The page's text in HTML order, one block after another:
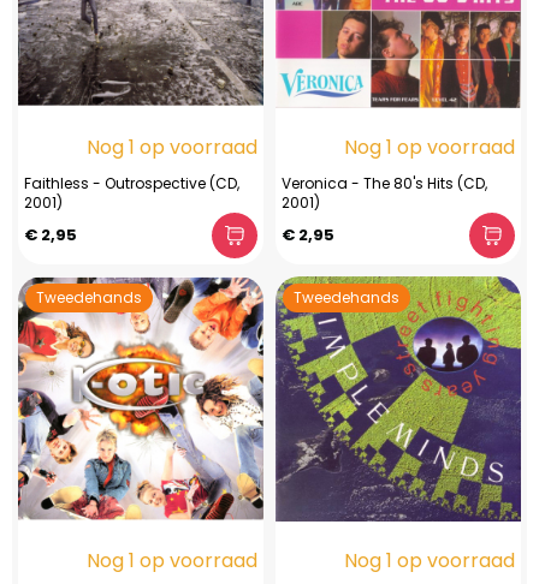
Nog 1 op voorraad
Faithless - Outrospective (CD,
2001)
€ 2,95
Nog 1 op voorraad
Veronica - The 80's Hits (CD,
2001)
€ 2,95
Tweedehands
Nog 1 op voorraad
Tweedehands
Nog 1 op voorraad